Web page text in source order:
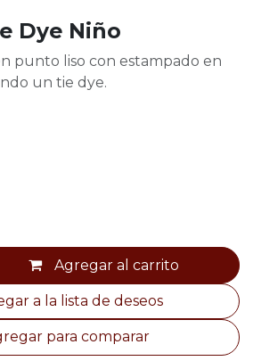
Dye Niño
punto liso con estampado en
un tie dye.
Agregar al carrito
para comparar
a la lista de deseos